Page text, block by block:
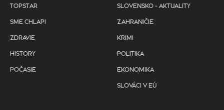
TOPSTAR
SME CHLAPI
ZDRAVIE
HISTORY
POČASIE
SLOVENSKO - AKTUALITY
ZAHRANIČIE
KRIMI
POLITIKA
EKONOMIKA
SLOVÁCI V EÚ